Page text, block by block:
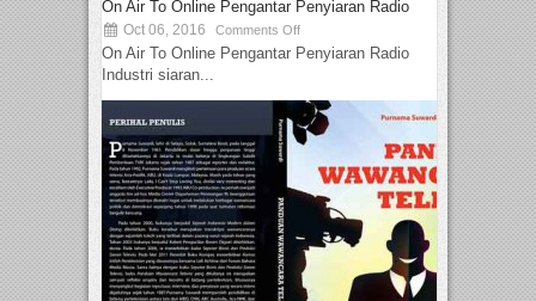
On Air To Online Pengantar Penyiaran Radio
Oct 06, 2016 Comments Off
On Air To Online Pengantar Penyiaran Radio
Industri siaran...